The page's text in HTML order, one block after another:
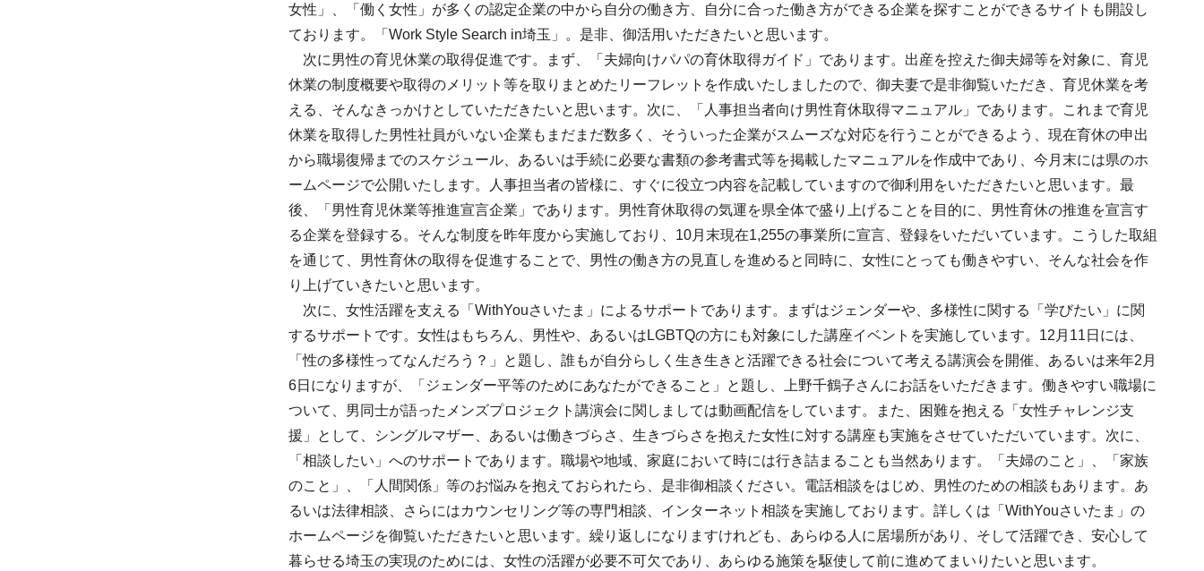
女性」、「働く女性」が多くの認定企業の中から自分の働き方、自分に合った働き方ができる企業を探すことができるサイトも開設し
ております。「Work Style Search in埼玉」。是非、御活用いただきたいと思います。
次に男性の育児休業の取得促進です。まず、「夫婦向けパパの育休取得ガイド」であります。出産を控えた御夫婦等を対象に、育児
休業の制度概要や取得のメリット等を取りまとめたリーフレットを作成いたしましたので、御夫妻で是非御覧いただき、育児休業を考
える、そんなきっかけとしていただきたいと思います。次に、「人事担当者向け男性育休取得マニュアル」であります。これまで育児
休業を取得した男性社員がいない企業もまだまだ数多く、そういった企業がスムーズな対応を行うことができるよう、現在育休の申出
から職場復帰までのスケジュール、あるいは手続に必要な書類の参考書式等を掲載したマニュアルを作成中であり、今月末には県のホ
ームページで公開いたします。人事担当者の皆様に、すぐに役立つ内容を記載していますので御利用をいただきたいと思います。最
後、「男性育児休業等推進宣言企業」であります。男性育休取得の気運を県全体で盛り上げることを目的に、男性育休の推進を宣言す
る企業を登録する。そんな制度を昨年度から実施しており、10月末現在1,255の事業所に宣言、登録をいただいています。こうした取組
を通じて、男性育休の取得を促進することで、男性の働き方の見直しを進めると同時に、女性にとっても働きやすい、そんな社会を作
り上げていきたいと思います。
次に、女性活躍を支える「WithYouさいたま」によるサポートであります。まずはジェンダーや、多様性に関する「学びたい」に関
するサポートです。女性はもちろん、男性や、あるいはLGBTQの方にも対象にした講座イベントを実施しています。12月11日には、
「性の多様性ってなんだろう？」と題し、誰もが自分らしく生き生きと活躍できる社会について考える講演会を開催、あるいは来年2月
6日になりますが、「ジェンダー平等のためにあなたができること」と題し、上野千鶴子さんにお話をいただきます。働きやすい職場に
ついて、男同士が語ったメンズプロジェクト講演会に関しましては動画配信をしています。また、困難を抱える「女性チャレンジ支
援」として、シングルマザー、あるいは働きづらさ、生きづらさを抱えた女性に対する講座も実施をさせていただいています。次に、
「相談したい」へのサポートであります。職場や地域、家庭において時には行き詰まることも当然あります。「夫婦のこと」、「家族
のこと」、「人間関係」等のお悩みを抱えておられたら、是非御相談ください。電話相談をはじめ、男性のための相談もあります。あ
るいは法律相談、さらにはカウンセリング等の専門相談、インターネット相談を実施しております。詳しくは「WithYouさいたま」の
ホームページを御覧いただきたいと思います。繰り返しになりますけれども、あらゆる人に居場所があり、そして活躍でき、安心して
暮らせる埼玉の実現のためには、女性の活躍が必要不可欠であり、あらゆる施策を駆使して前に進めてまいりたいと思います。